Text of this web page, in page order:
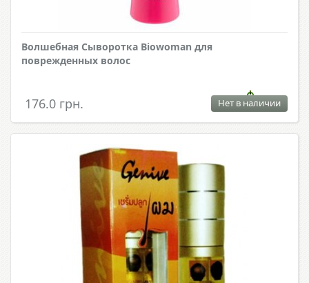
Волшебная Сыворотка Biowoman для
поврежденных волос
176.0 грн. Нет в наличии